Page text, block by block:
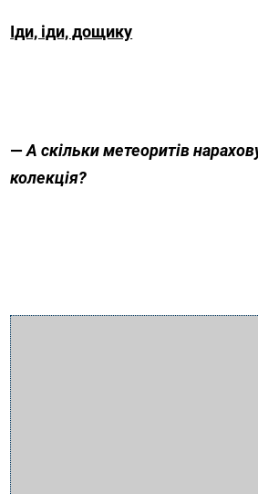
Іди, іди, дощику
—А скільки метеоритів
колекція?